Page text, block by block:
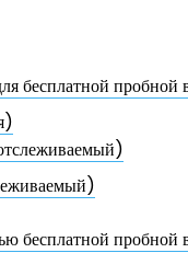
бесплатной пробной
бесплатной пробной